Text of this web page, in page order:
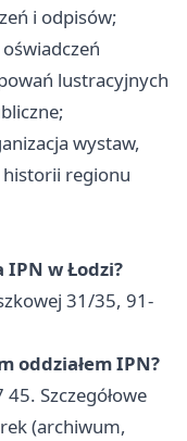
i odpisów;
lustracyjnych
wystaw,
regionu
w Łodzi?
31/35, 91-
oddziałem IPN?
Szczegółowe
(archiwum,